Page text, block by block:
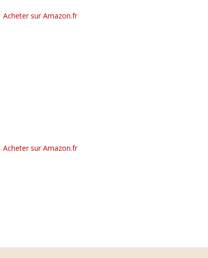
Acheter sur Amazon.fr
Acheter sur Amazon.fr